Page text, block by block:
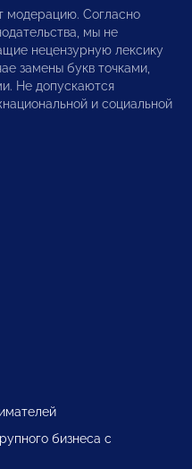
модерацию. Согласно
мы не
нецензурную лексику
замены букв точками,
Не допускаются
и социальной
бизнеса с